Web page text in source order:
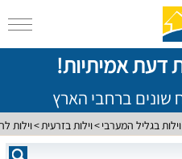
וילות בגליל המערבי וילות בזרעית וילות